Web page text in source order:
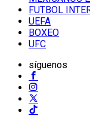
FUTBOL
UEFA
BOXEO
UFC
síguenos